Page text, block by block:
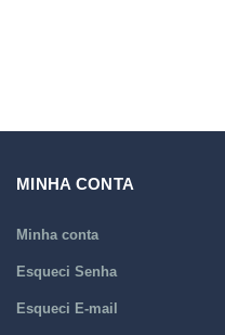
MINHA CONTA
Minha conta
Esqueci Senha
Esqueci E-mail